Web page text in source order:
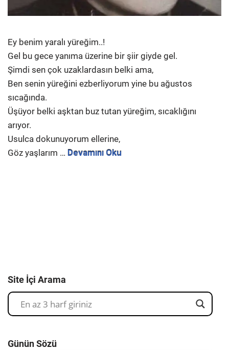
Ey benim yaralı yüreğim..!
Gel bu gece yanıma üzerine bir şiir giyde gel.
Şimdi sen çok uzaklardasın belki ama,
Ben senin yüreğini ezberliyorum yine bu ağustos
sıcağında.
Üşüyor belki aşktan buz tutan yüreğim, sıcaklığını
arıyor.
Usulca dokunuyorum ellerine,
Göz yaşlarım … Devamını Oku
Site İçi Arama
Günün Sözü